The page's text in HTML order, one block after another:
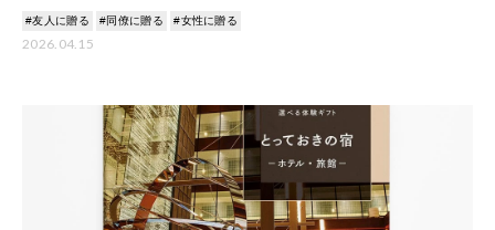
ギ
#友人に贈る #同僚に贈る #女性に贈る
2026.04.15